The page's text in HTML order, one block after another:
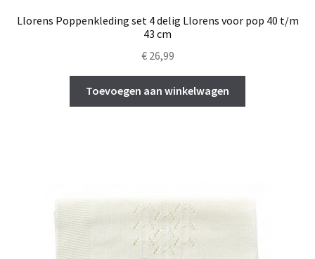
Llorens Poppenkleding set 4 delig Llorens voor pop 40 t/m
43 cm
€26,99
Toevoegen aan winkelwagen